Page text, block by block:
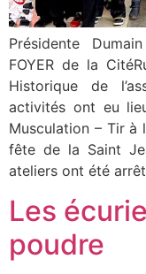
Présidente
FOYER de la
Historique de
activités ont eu
Musculation – Tir à
fête de la Saint
ateliers ont été
Les
poudre